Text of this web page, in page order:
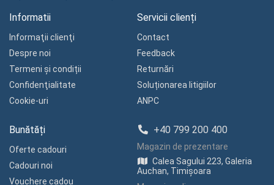
Informatii
Informaţii clienţi
Despre noi
Termeni și condiții
Confidenţialitate
Cookie-uri
Servicii clienți
Contact
Feedback
Returnări
Soluționarea litigiilor
ANPC
Bunătăți
Oferte cadouri
Cadouri noi
Vouchere cadou
+40 799 200 400
Magazin de prezentare
Calea Sagului 223, Galeria
Auchan, Timișoara